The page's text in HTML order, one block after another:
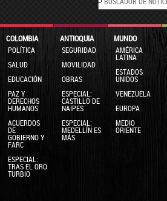
COLOMBIA
POLÍTICA
SALUD
EDUCACIÓN
PAZ Y
DERECHOS
HUMANOS
ACUERDOS
DE
GOBIERNO Y
FARC
ESPECIAL:
TRAS EL ORO
TURBIO
ANTIOQUIA
SEGURIDAD
MOVILIDAD
OBRAS
ESPECIAL:
CASTILLO DE
NAIPES
ESPECIAL:
MEDELLÍN ES
MÁS
MUNDO
AMÉRICA
LATINA
ESTADOS
UNIDOS
VENEZUELA
EUROPA
MEDIO
ORIENTE